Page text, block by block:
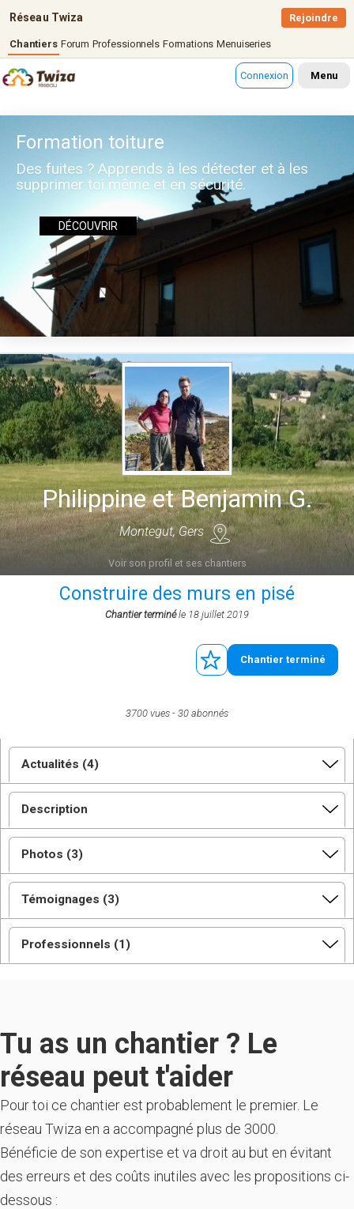
Réseau Twiza
Chantiers Forum Professionnels Formations Menuiseries
Rejoindre
Connexion Menu
Formation toiture
Des fuites ? Apprends à les détecter et à les
supprimer toi même et en sécurité.
DÉCOUVRIR
Philippine et Benjamin G.
Montegut, Gers
Voir son profil et ses chantiers
Construire des murs en pisé
Chantier terminéle 18 juillet 2019
Chantier terminé
3700 vues 30 abonnés
Actualités (4)
Description
Photos (3)
Témoignages (3)
Professionnels (1)
Tu as un chantier ? Le
réseau peut t'aider
Pour toi ce chantier est probablement le premier. Le
réseau Twiza en a accompagné plus de 3000.
Bénéficie de son expertise et va droit au but en évitant
des erreurs et des coûts inutiles avec les propositions ci-
dessous :